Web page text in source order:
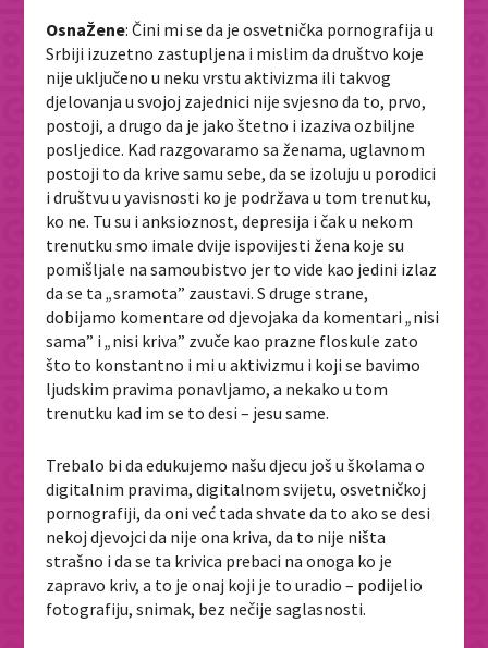
OsnaŽene: Čini mi se da je osvetnička pornografija u
Srbiji izuzetno zastupljena i mislim da društvo koje
nije uključeno u neku vrstu aktivizma ili takvog
djelovanja u svojoj zajednici nije svjesno da to, prvo,
postoji, a drugo da je jako štetno i izaziva ozbiljne
posljedice. Kad razgovaramo sa ženama, uglavnom
postoji to da krive samu sebe, da se izoluju u porodici
i društvu u yavisnosti ko je podržava u tom trenutku,
ko ne. Tu su i anksioznost, depresija i čak u nekom
trenutku smo imale dvije ispovijesti žena koje su
pomišljale na samoubistvo jer to vide kao jedini izlaz
da se ta„sramota” zaustavi. S druge strane,
dobijamo komentare od djevojaka da komentari„nisi
sama” i„nisi kriva” zvuče kao prazne floskule zato
što to konstantno i mi u aktivizmu i koji se bavimo
ljudskim pravima ponavljamo, a nekako u tom
trenutku kad im se to desi – jesu same.
Trebalo bi da edukujemo našu djecu još u školama o
digitalnim pravima, digitalnom svijetu, osvetničkoj
pornografiji, da oni već tada shvate da to ako se desi
nekoj djevojci da nije ona kriva, da to nije ništa
strašno i da se ta krivica prebaci na onoga ko je
zapravo kriv, a to je onaj koji je to uradio – podijelio
fotografiju, snimak, bez nečije saglasnosti.